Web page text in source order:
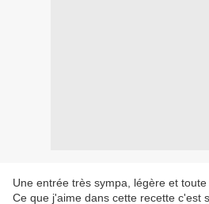
Une entrée très sympa, légère et toute
Ce que j'aime dans cette recette c'est